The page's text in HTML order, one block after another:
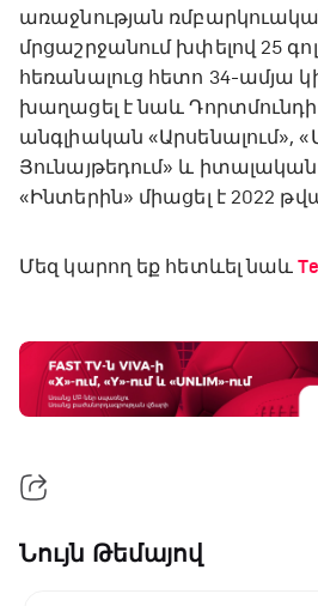
առաջնության
մրցաշրջանում խփելով 25
հեռանալուց հետո 34-
խաղացել է նաև Դորտմունդի
անգլիական «Արսենալում»,
Յունայթեդում» և իտալական
«Ինտերին» միացել է 2022
Մեզ կարող եք հետևել նաև
Նույն Թեմայով